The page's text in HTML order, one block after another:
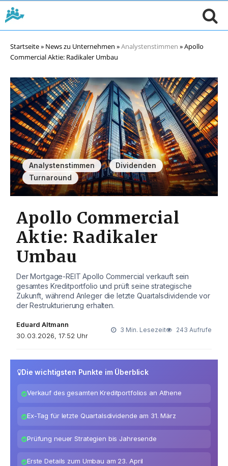
Startseite» News zu Unternehmen »Analystenstimmen »Apollo
Commercial Aktie: Radikaler Umbau
Analystenstimmen , Dividenden ,
Turnaround
Apollo Commercial
Aktie: Radikaler
Umbau
Der Mortgage-REIT Apollo Commercial verkauft sein
gesamtes Kreditportfolio und prüft seine strategische
Zukunft, während Anleger die letzte Quartalsdividende vor
der Restrukturierung erhalten.
Eduard Altmann
30.03.2026, 17:52 Uhr
3 Min. Lesezeit 243 Aufrufe
Die wichtigsten Punkte im Überblick
Verkauf des gesamten Kreditportfolios an Athene
Ex-Tag für letzte Quartalsdividende am 31. März
Prüfung neuer Strategien bis Jahresende
Erste Details zum Umbau am 23. April